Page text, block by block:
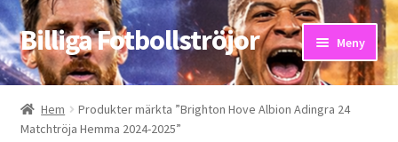
Hoppa
till
navigering
Hoppa
till
innehåll
Billiga Fotbollströjor Meny
Hem
Bloggar
Hem
Produkter märkta ”Brighton Hove Albion Adingra 24
Matchtröja Hemma 2024-2025”